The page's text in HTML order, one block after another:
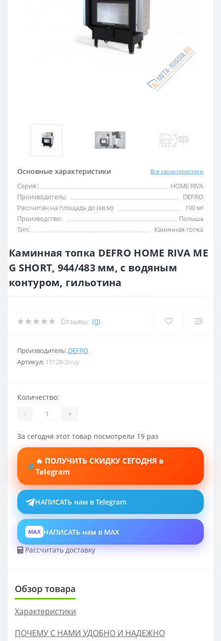
Основные характеристики Все характеристики
Серия :
HOME RIVA
Производитель:
DEFRO
Рассчитан на площадь до (кв.м):
190 м²
Производство:
Польша
Тип:
Каминная топка
Каминная топка DEFRO HOME RIVA ME
G SHORT, 944/483 мм, с водяным
контуром, гильотина
Отзывы: (0)
Производитель: DEFRO
Артикул: 15128-2nuy
Количество:
- +
За сегодня этот товар посмотрели 19 раз
🔥 ПОЛУЧИТЬ СКИДКУ СЕГОДНЯ в
Telegram
НАПИСАТЬ нам в Telegram
MAX НАПИСАТЬ нам в MAX
Рассчитать доставку
Обзор товара
Характеристики
ПОЧЕМУ С НАМИ УДОБНО И НАДЕЖНО